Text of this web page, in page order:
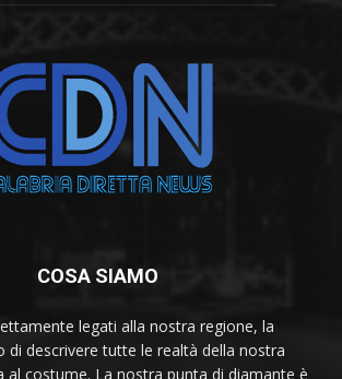
COSA SIAMO
legati alla nostra regione, la
di descrivere tutte le realtà della nostra
al costume. La nostra punta di diamante è